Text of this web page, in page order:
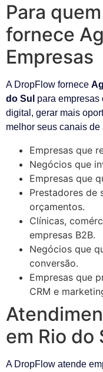
Para
fornece
Empresas
A DropFlow fornece
do Sul para empresas
digital, gerar mais
melhor seus canais
Empresas que
Negócios que
Empresas que
Prestadores de
orçamentos.
Clínicas,
empresas B2B.
Negócios que
conversão.
Empresas que
CRM e
em Rio do
A DropFlow atende